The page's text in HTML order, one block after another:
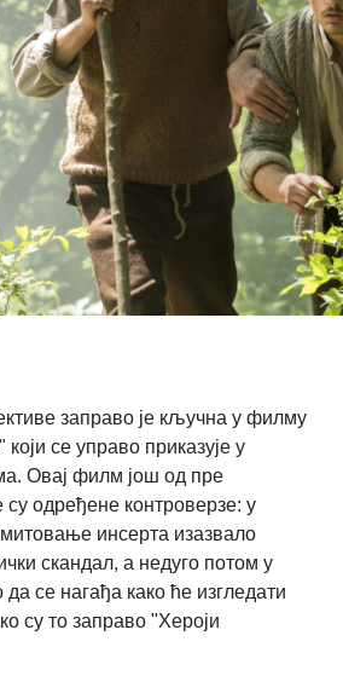
заправо је кључна у филму
се управо приказује у
Овај филм још од пре
су одређене контроверзе: у
инсерта изазвало
скандал, а недуго потом у
да се нагађа како ће изгледати
су то заправо "Хероји